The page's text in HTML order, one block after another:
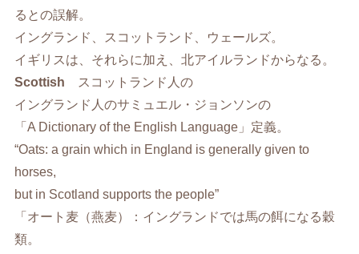
るとの誤解。
イングランド、スコットランド、ウェールズ。
イギリスは、それらに加え、北アイルランドからなる。
Scottish スコットランド人の
イングランド人のサミュエル・ジョンソンの
「A Dictionary of the English Language」定義。
“Oats: a grain which in England is generally given to
horses,
but in Scotland supports the people”
「オート麦（燕麦）：イングランドでは馬の餌になる穀
類。